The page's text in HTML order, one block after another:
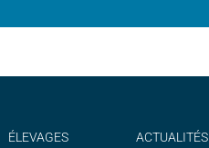
ÉLEVAGES
ACTUALITÉS